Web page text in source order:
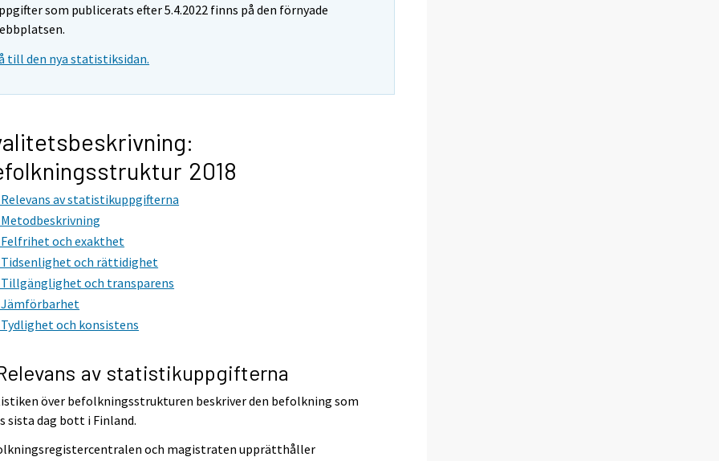
som publicerats efter 5.4.2022 finns på den förnyade
till den nya statistiksidan.
2018
Relevans av statistikuppgifterna
Metodbeskrivning
Felfrihet och exakthet
Tidsenlighet och rättidighet
Tillgänglighet och transparens
Jämförbarhet
Tydlighet och konsistens
av statistikuppgifterna
över befolkningsstrukturen beskriver den befolkning som
sista dag bott i Finland.
och magistraten upprätthåller